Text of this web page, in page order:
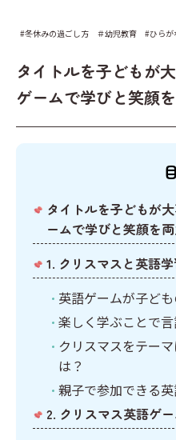
習慣
計画表
イベント
クリスマス
国語
算数
社会
#冬休みの過ごし方 ＃幼児教育 #ひらが
タイトルを子どもが
ゲームで学びと笑顔
タイトルを子どもが
ームで学びと笑顔を
1. クリスマスと英語
英語ゲームが子ど
楽しく学ぶことで
クリスマスをテー
は？
親子で参加できる
2. クリスマス英語ゲ